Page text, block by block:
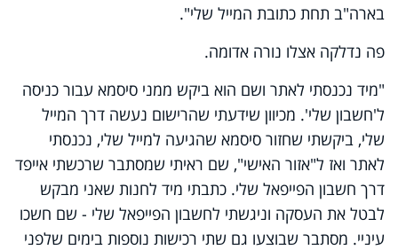
בארה"ב תחת כתובת המייל שלי".
פה נדלקה אצלו נורה אדומה.
"מיד נכנסתי לאתר ושם הוא ביקש ממני סיסמא עבור כניסה
ל'חשבון שלי'. מכיוון שידעתי שהרישום נעשה דרך המייל
שלי, ביקשתי שחזור סיסמא שהגיעה למייל שלי, נכנסתי
לאתר ואז ל"אזור האישי", שם ראיתי שמסתבר שרכשתי אייפד
דרך חשבון הפייפאל שלי. כתבתי מיד לחנות שאני מבקש
לבטל את העסקה וניגשתי לחשבון הפייפאל שלי - שם חשכו
עיניי. מסתבר שבוצעו גם שתי רכישות נוספות בימים שלפני